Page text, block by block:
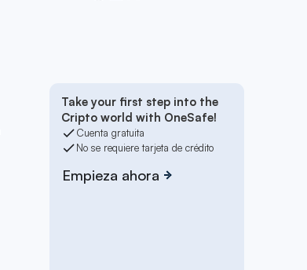
Take your first step into the
Cripto world with OneSafe!
Cuenta gratuita
No se requiere tarjeta de crédito
Empieza ahora